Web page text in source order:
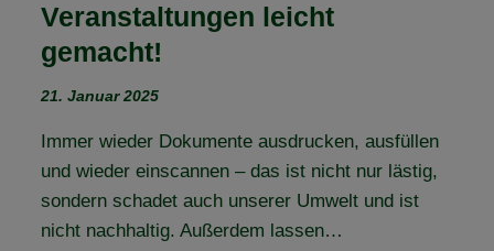
Veranstaltungen leicht
gemacht!
21. Januar 2025
Immer wieder Dokumente ausdrucken, ausfüllen
und wieder einscannen – das ist nicht nur lästig,
sondern schadet auch unserer Umwelt und ist
nicht nachhaltig. Außerdem lassen…